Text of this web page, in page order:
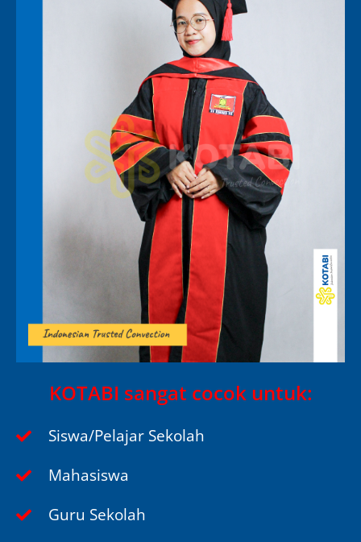
KOTABI sangat cocok untuk:
Siswa/Pelajar Sekolah
Mahasiswa
Guru Sekolah